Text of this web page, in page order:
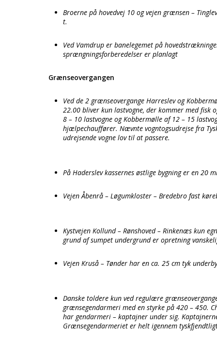
Broerne på hovedvej 10 og vejen grænsen –
t.
Ved Vamdrup er banelegemet på
sprængningsforberedelser er planlagt
Grænseovergangen
Ved de 2 grænseovergange Harreslev og
22.00 bliver kun lastvogne, der kommer med fisk
8 – 10 lastvogne og Kobbermølle af 12 – 15
hjælpechauffører. Nævnte vogntogsudrejse fra
udrejsende vogne lov til at passere.
På Haderslev kassernes østlige bygning er en
Vejen Åbenrå – Løgumkloster – Bredebro fast
Kystvejen Kollund – Rønshoved – Rinkenæs kun
grund af sumpet undergrund er opretning
Vejen Kruså – Tønder har en ca. 25 cm tyk
Danske toldere kun ved regulære
grænsegendarmeri med en styrke på 420 – 450.
har gendarmeri – kaptajner under sig.
Grænsegendarmeriet er helt igennem